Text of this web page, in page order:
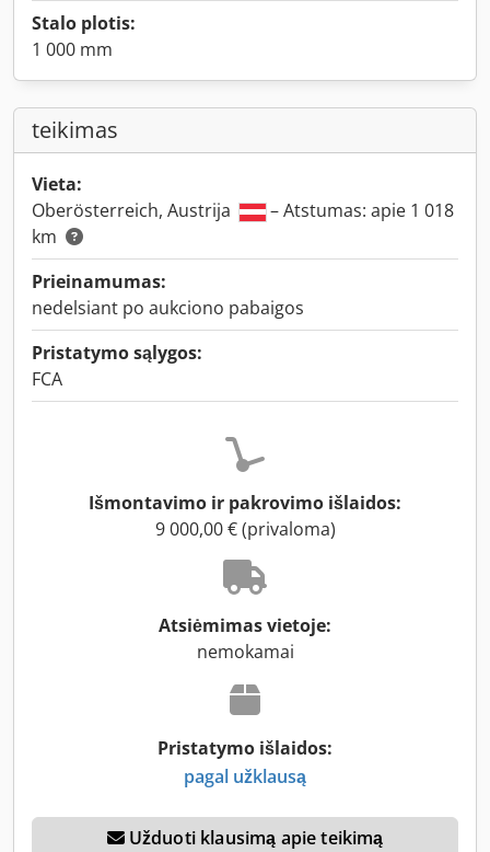
Stalo plotis:
1 000 mm
teikimas
Vieta:
Oberösterreich, Austrija
– Atstumas: apie 1 018
km
Prieinamumas:
nedelsiant po aukciono pabaigos
Pristatymo sąlygos:
FCA
Išmontavimo ir pakrovimo išlaidos:
9 000,00 € (privaloma)
Atsiėmimas vietoje:
nemokamai
Pristatymo išlaidos:
pagal užklausą
Užduoti klausimą apie teikimą